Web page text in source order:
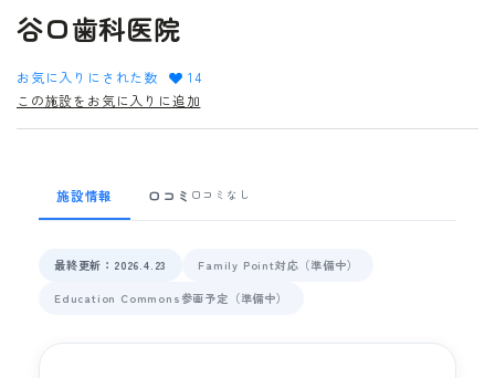
谷口歯科医院
お気に入りにされた数
14
この施設をお気に入りに追加
施設情報 口コミ 口コミなし
最終更新：2026.4.23
Family Point対応（準備中）
Education Commons参画予定（準備中）